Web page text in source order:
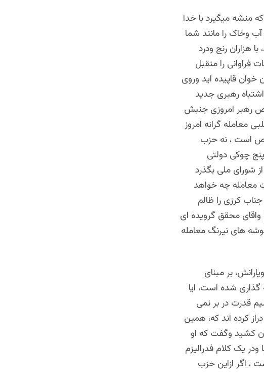
منشه میگیرد با خدا
وخاک را مانند شما
هزاران رنج ودرد
فراوانی را متقبل
قاپیده اید وروی
رهبری جدید
رهبر امروزی جنبش
معامله گرانه امروز
است ، نه حزب
پنج چوکی دولتی
شورای ملی بگذرد
معامله چه خواهد
کرزی را ظالم
محقق گرویده ای
های نیرنگ معامله
بر مبنای
گذاری شده است، ایا
قدرت در بر نمی
کرده اند که، همین
کشید وگفت که او
یک کلام فدرالیزم
، اگر ازاین حزب